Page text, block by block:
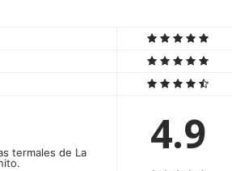
termales de La
4.9